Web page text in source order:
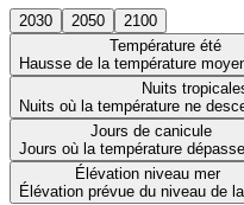
2030 2050
2100
Température été
Hausse de la température
Nuits
Nuits où la température ne
Jours de canicule
Jours où la température
Élévation niveau mer
Élévation prévue du niveau de